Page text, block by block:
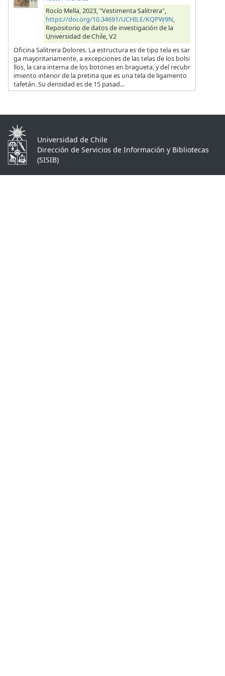
Rocío Mella, 2023, "Vestimenta Salitrera",
https://doi.org/10.34691/UCHILE/KQPW9N,
Repositorio de datos de investigación de la
Universidad de Chile, V2
Oficina Salitrera Dolores. La estructura es de tipo tela es sar
ga mayoritariamente, a excepciones de las telas de los bolsi
llos, la cara interna de los botones en bragueta, y del recubr
imiento interior de la pretina que es una tela de ligamento
tafetán. Su densidad es de 15 pasad...
Universidad de Chile
Dirección de Servicios de Información y Bibliotecas
(SISIB)